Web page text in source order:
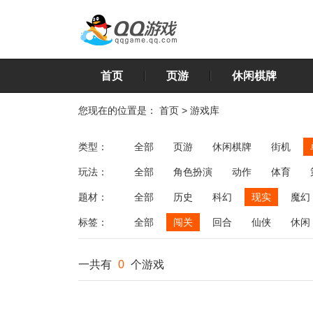
首页 页游 休闲棋牌
您现在的位置是： 首页 > 游戏库
类型： 全部 页游 休闲棋牌 街机
玩法： 全部 角色扮演 动作 体育
飞行
恋爱 第三人称射击 棋类
题材： 全部 历史 科幻 现实 魔幻
标签： 全部 闯关 回合 仙侠 休闲
一共有 0 个游戏